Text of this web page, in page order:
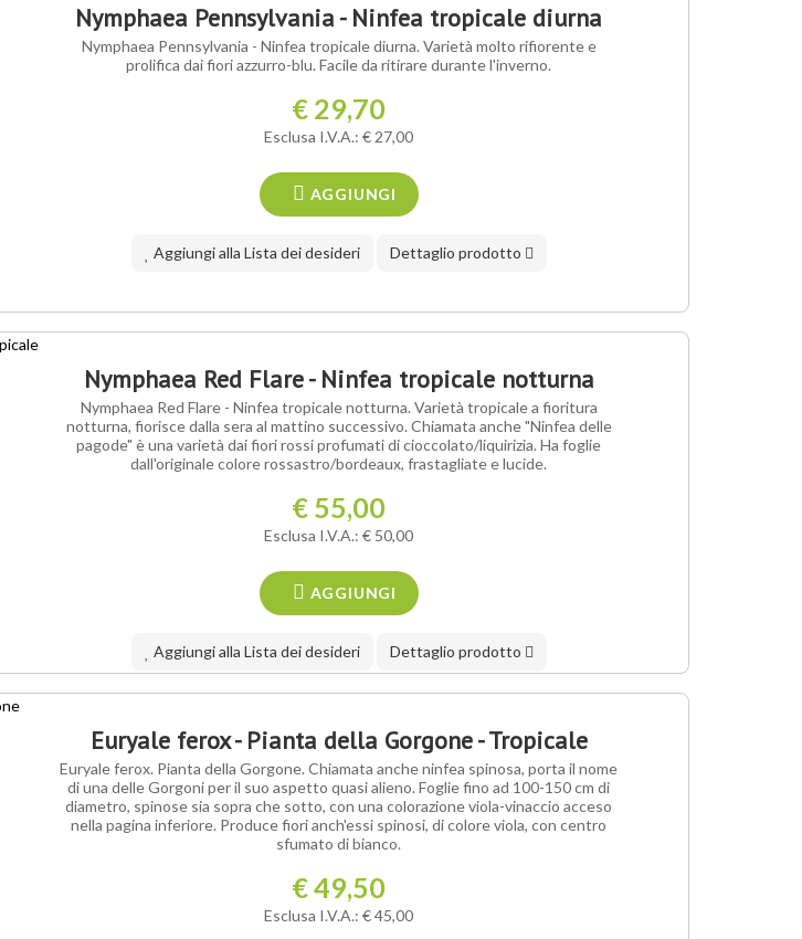
Nymphaea Pennsylvania - Ninfea tropicale diurna
Nymphaea Pennsylvania - Ninfea tropicale diurna. Varietà molto rifiorente e
prolifica dai fiori azzurro-blu. Facile da ritirare durante l'inverno.
€ 29,70
Esclusa I.V.A.: € 27,00
AGGIUNGI
Aggiungi alla Lista dei desideri Dettaglio prodotto
Nymphaea Red Flare - Ninfea tropicale notturna
Nymphaea Red Flare - Ninfea tropicale notturna. Varietà tropicale a fioritura
notturna, fiorisce dalla sera al mattino successivo. Chiamata anche "Ninfea delle
pagode" è una varietà dai fiori rossi profumati di cioccolato/liquirizia. Ha foglie
dall'originale colore rossastro/bordeaux, frastagliate e lucide.
€ 55,00
Esclusa I.V.A.: € 50,00
AGGIUNGI
Aggiungi alla Lista dei desideri Dettaglio prodotto
Euryale ferox - Pianta della Gorgone - Tropicale
Euryale ferox. Pianta della Gorgone. Chiamata anche ninfea spinosa, porta il nome
di una delle Gorgoni per il suo aspetto quasi alieno. Foglie fino ad 100-150 cm di
diametro, spinose sia sopra che sotto, con una colorazione viola-vinaccio acceso
nella pagina inferiore. Produce fiori anch'essi spinosi, di colore viola, con centro
sfumato di bianco.
€ 49,50
Esclusa I.V.A.: € 45,00